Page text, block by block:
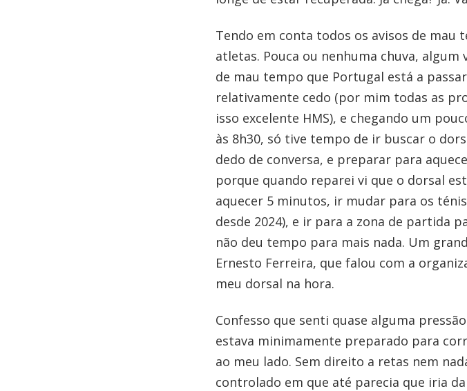
Tendo em conta todos os avisos de mau
atletas. Pouca ou nenhuma chuva,
de mau tempo que Portugal está a
relativamente cedo (por mim todas as
isso excelente HMS), e chegando um
às 8h30, só tive tempo de ir buscar o
dedo de conversa, e preparar para
porque quando reparei vi que o dorsal
aquecer 5 minutos, ir mudar para os
desde 2024), e ir para a zona de partida
não deu tempo para mais nada. Um
Ernesto Ferreira, que falou com a
meu dorsal na hora.
Confesso que senti quase alguma
estava minimamente preparado para
ao meu lado. Sem direito a retas nem
controlado em que até parecia que iria